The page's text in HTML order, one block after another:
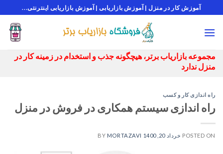
to
content
آموزش کار در منزل | آموزش بازاریابی | آموزش بازاریابی اینترنتی...
مجموعه بازاریاب برتر، هیچگونه جذب و استخدام در زمینه کار در
منزل ندارد
راه اندازی کار و کسب
راه اندازی سیستم همکاری در فروش در منزل
POSTED ON خرداد 20, 1400 MORTAZAVI